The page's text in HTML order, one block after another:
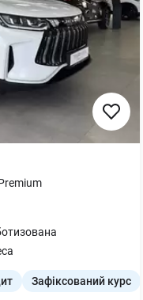
Зафіксований курс